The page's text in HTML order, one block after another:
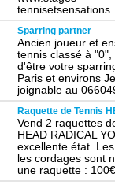
Sparring partner
Ancien joueur et
tennis classé à
d'être votre
Paris et environs
joignable au
Raquette de Tennis
Vend 2 raquettes
HEAD RADICAL
excellente état.
les cordages sont
une raquette :